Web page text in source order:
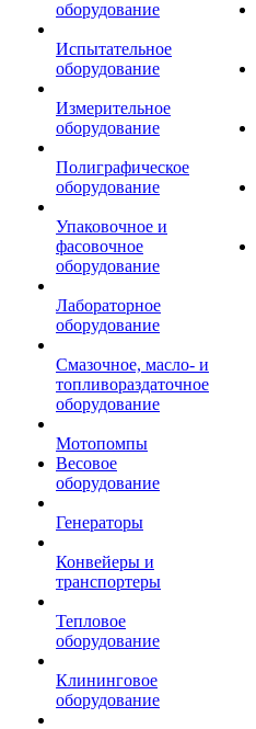
оборудование
Испытательное
оборудование
Измерительное
оборудование
Полиграфическое
оборудование
Упаковочное и
фасовочное
оборудование
Лабораторное
оборудование
Смазочное, масло- и
топливораздаточное
оборудование
Мотопомпы
Весовое
оборудование
Генераторы
Конвейеры и
транспортеры
Тепловое
оборудование
Клининговое
оборудование